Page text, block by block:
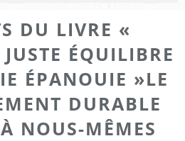
DU LIVRE «
ÉQUILIBRE
ÉPANOUIE »LE
DURABLE
NOUS-MÊMES